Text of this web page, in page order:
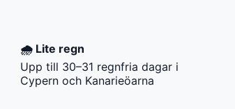
🌧️ Lite regn
Upp till 30–31 regnfria dagar i
Cypern och Kanarieöarna